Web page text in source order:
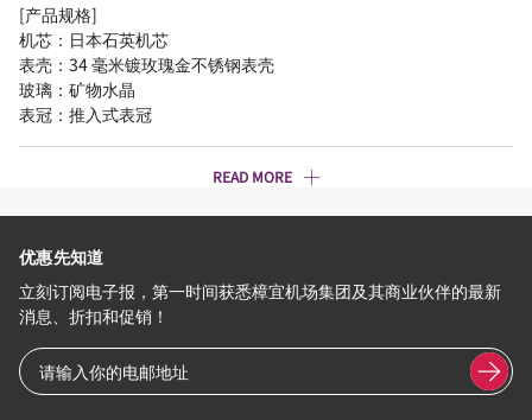
[产品规格]
机芯：日本石英机芯
表壳：34 毫米镀玫瑰金不锈钢表壳
玻璃：矿物水晶
表冠：推入式表冠
READ MORE
优惠先知道
立刻订阅电子报，第一时间获悉樟宜机场集团及其商业伙伴的最新
消息、折扣和促销！